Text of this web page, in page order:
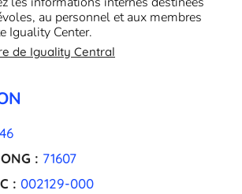
au personnel et aux membres
Iguality Center.
de Iguality Central
: 71607
: 002129-000